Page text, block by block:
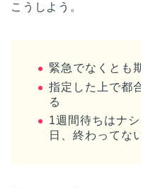
こうしよう。
緊急でなくとも
指定した上で都
る
1週間待ちはナ
日、終わってな